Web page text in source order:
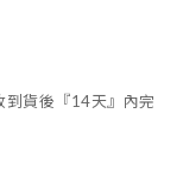
到貨後『14天』內完